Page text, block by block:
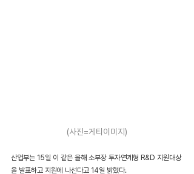
(사진=게티이미지)
산업부는 15일 이 같은 올해 소부장 투자연계형 R&D 지원대상
을 발표하고 지원에 나선다고 14일 밝혔다.